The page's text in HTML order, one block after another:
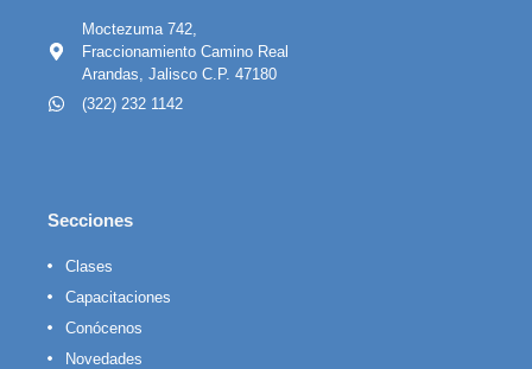
Moctezuma 742,
Fraccionamiento Camino Real
Arandas, Jalisco C.P. 47180
(322) 232 1142
Secciones
Clases
Capacitaciones
Conócenos
Novedades